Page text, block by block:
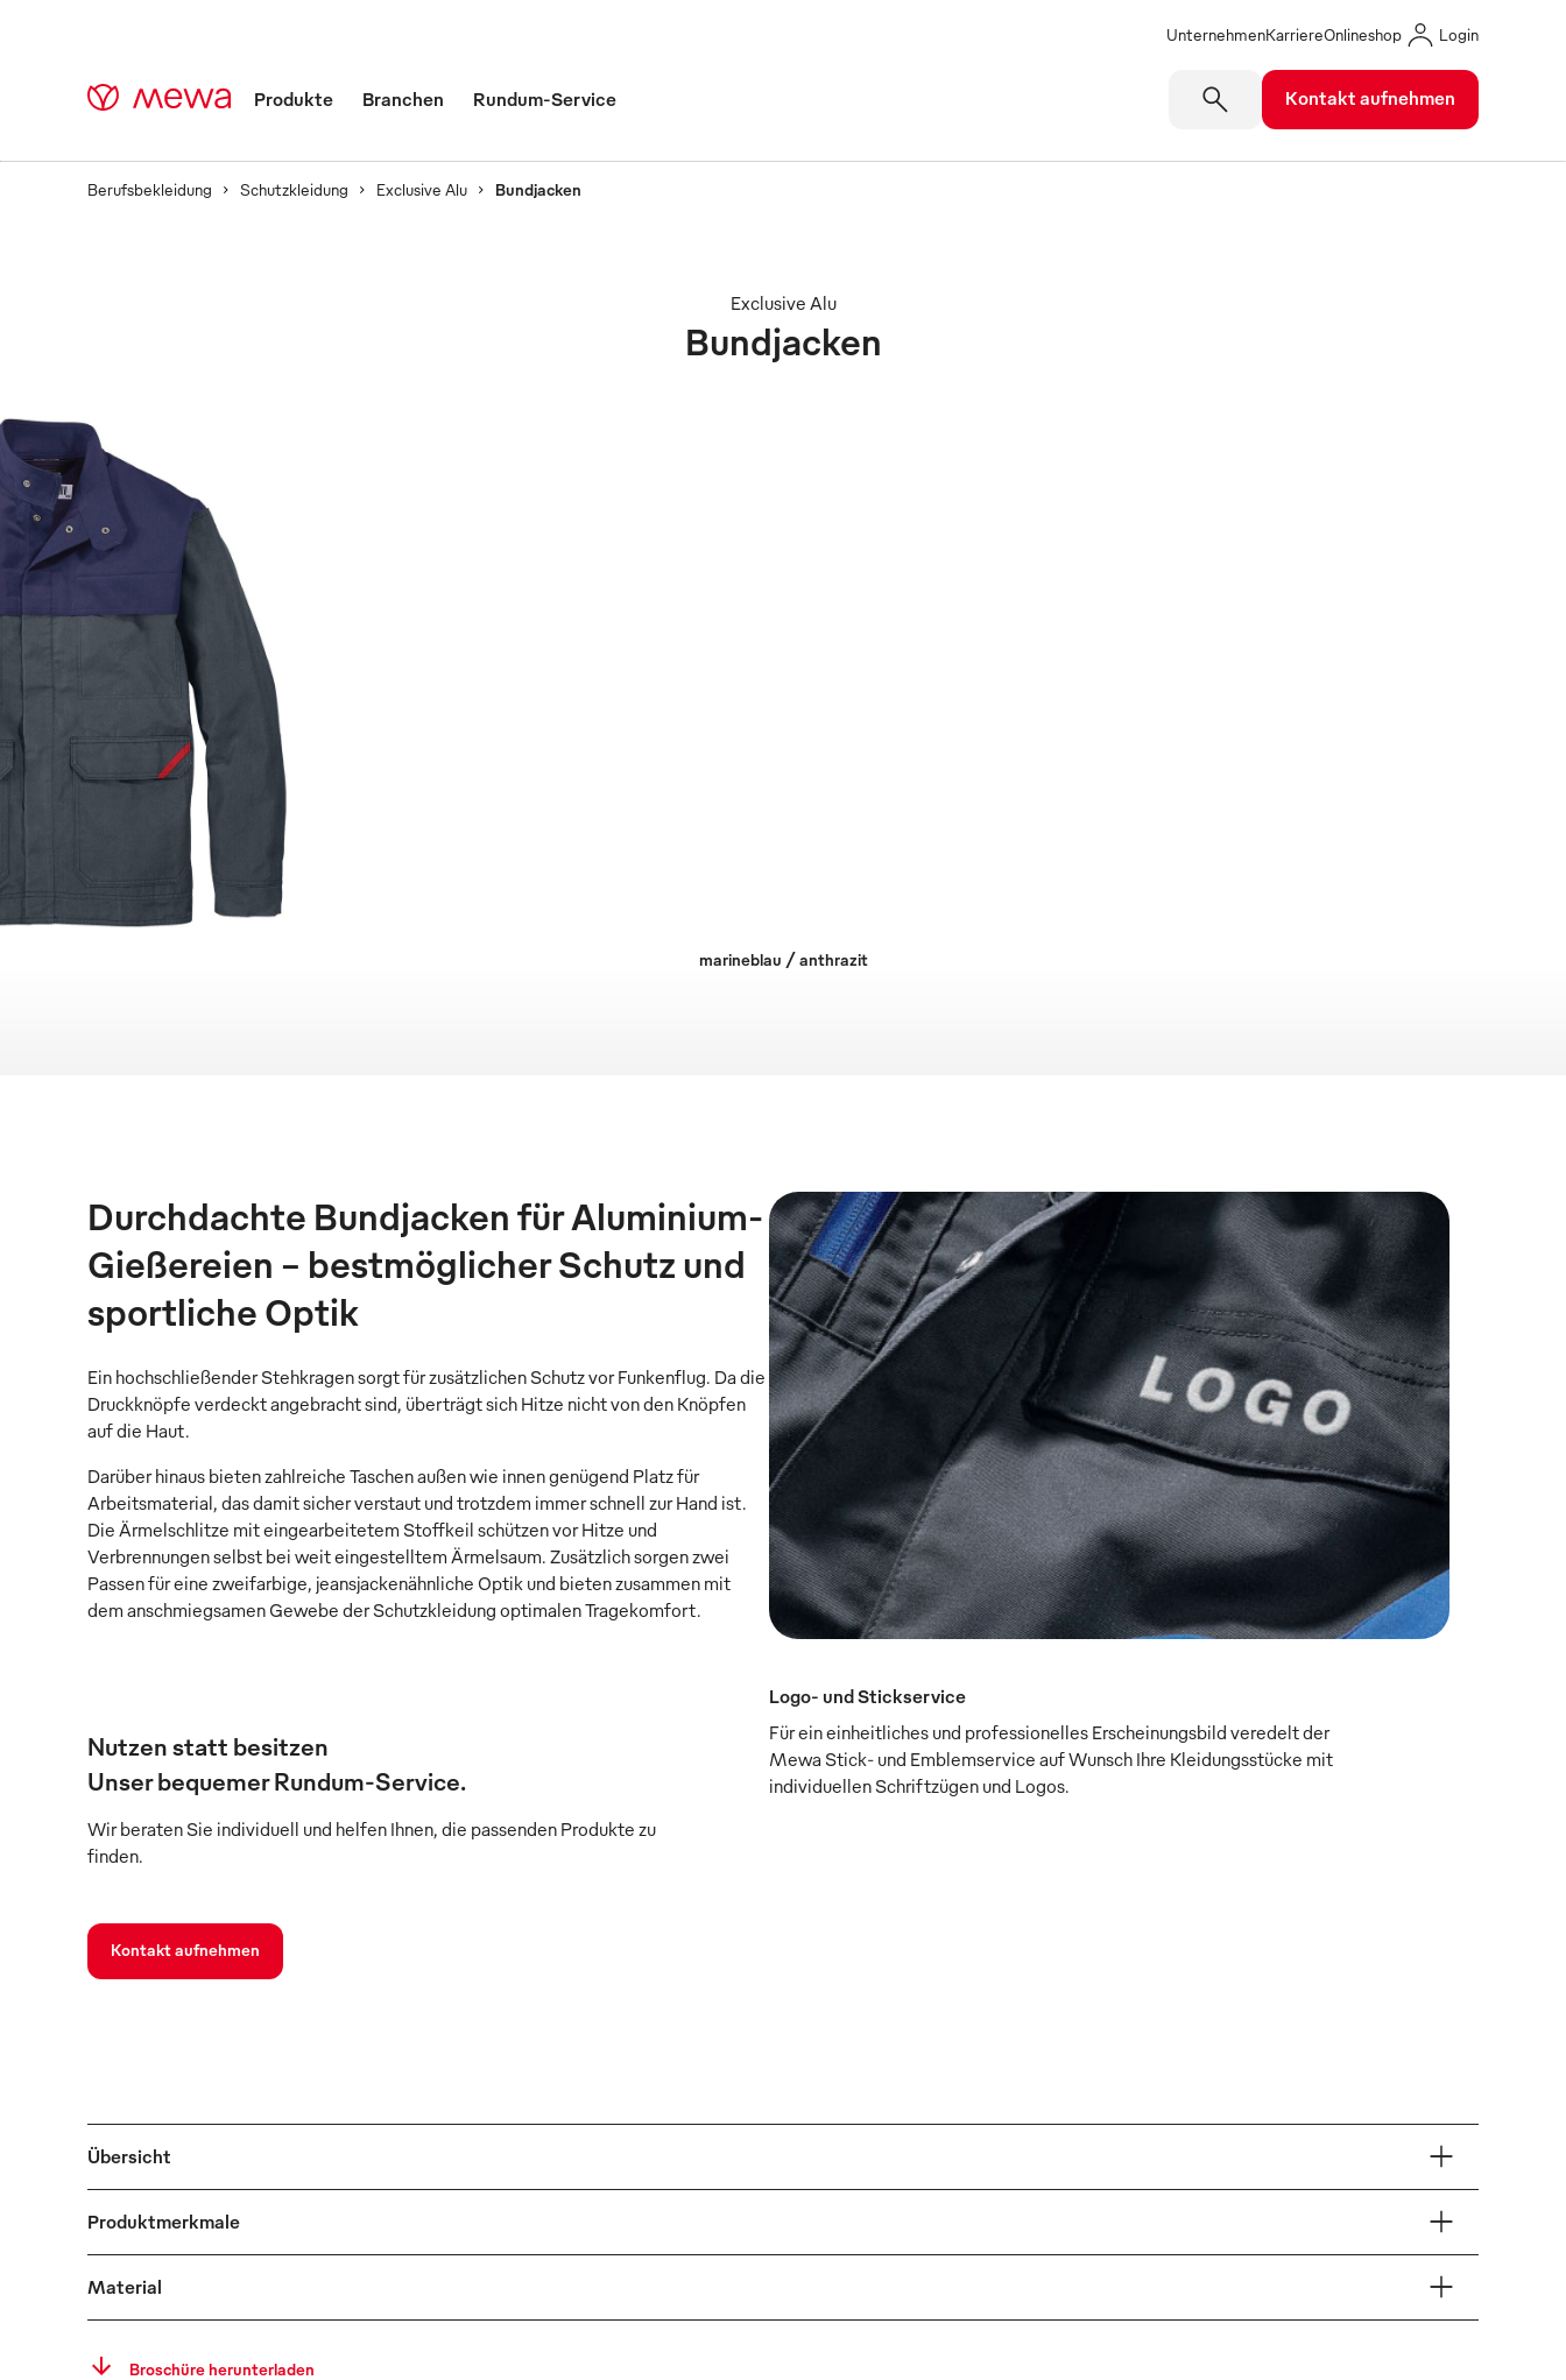
UnternehmenKarriereOnlineshop Login
Produkte Branchen Rundum-Service Kontakt aufnehmen
Berufsbekleidung Schutzkleidung Exclusive Alu Bundjacken
Bundjacken
Exclusive Alu
marineblau / anthrazit
Durchdachte Bundjacken für Aluminium-
Gießereien – bestmöglicher Schutz und
sportliche Optik
Ein hochschließender Stehkragen sorgt für zusätzlichen Schutz vor Funkenflug. Da die
Druckknöpfe verdeckt angebracht sind, überträgt sich Hitze nicht von den Knöpfen
auf die Haut.
Darüber hinaus bieten zahlreiche Taschen außen wie innen genügend Platz für
Arbeitsmaterial, das damit sicher verstaut und trotzdem immer schnell zur Hand ist.
Die Ärmelschlitze mit eingearbeitetem Stoffkeil schützen vor Hitze und
Verbrennungen selbst bei weit eingestelltem Ärmelsaum. Zusätzlich sorgen zwei
Passen für eine zweifarbige, jeansjackenähnliche Optik und bieten zusammen mit
dem anschmiegsamen Gewebe der Schutzkleidung optimalen Tragekomfort.
Nutzen statt besitzen
Unser bequemer Rundum-Service.
Wir beraten Sie individuell und helfen Ihnen, die passenden Produkte zu
finden.
Kontakt aufnehmen
Logo- und Stickservice
Für ein einheitliches und professionelles Erscheinungsbild veredelt der
Mewa Stick- und Emblemservice auf Wunsch Ihre Kleidungsstücke mit
individuellen Schriftzügen und Logos.
Übersicht
Produktmerkmale
Material
Broschüre herunterladen